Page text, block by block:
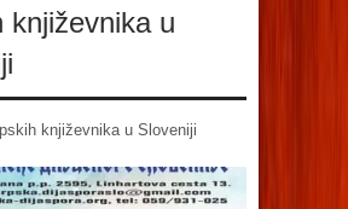
književnika u
književnika u Sloveniji